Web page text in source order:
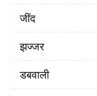
‌जींद
झज्जर
डबवाली